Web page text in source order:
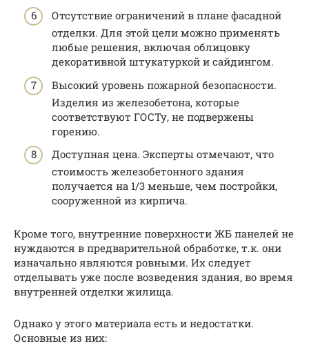
Отсутствие ограничений в плане фасадной
отделки. Для этой цели можно применять
любые решения, включая облицовку
декоративной штукатуркой и сайдингом.
Высокий уровень пожарной безопасности.
Изделия из железобетона, которые
соответствуют ГОСТу, не подвержены
горению.
Доступная цена. Эксперты отмечают, что
стоимость железобетонного здания
получается на 1/3 меньше, чем постройки,
сооруженной из кирпича.
Кроме того, внутренние поверхности ЖБ панелей не
нуждаются в предварительной обработке, т.к. они
изначально являются ровными. Их следует
отделывать уже после возведения здания, во время
внутренней отделки жилища.
Однако у этого материала есть и недостатки.
Основные из них: